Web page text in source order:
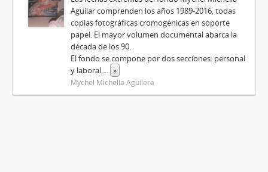
Aguilar comprenden los años 1989-2016, todas
copias fotográficas cromogénicas en soporte
papel. El mayor volumen documental abarca la
década de los 90.
El fondo se compone por dos secciones: personal
y laboral,... »
Mychel Michella Aguilera